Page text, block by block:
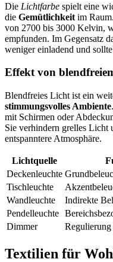
Die Lichtfarbe spielt eine
die Gemütlichkeit im
von 2700 bis 3000 Kelvin,
empfunden. Im Gegensatz
weniger einladend und
Effekt von
Blendfreies Licht ist ein
stimmungsvolles Ambiente.
mit Schirmen oder
Sie verhindern grelles Licht
entspanntere Atmosphäre.
Lichtquelle
Deckenleuchte
Tischleuchte
Wandleuchte
Indirekte
Pendelleuchte
Dimmer
Textilien für